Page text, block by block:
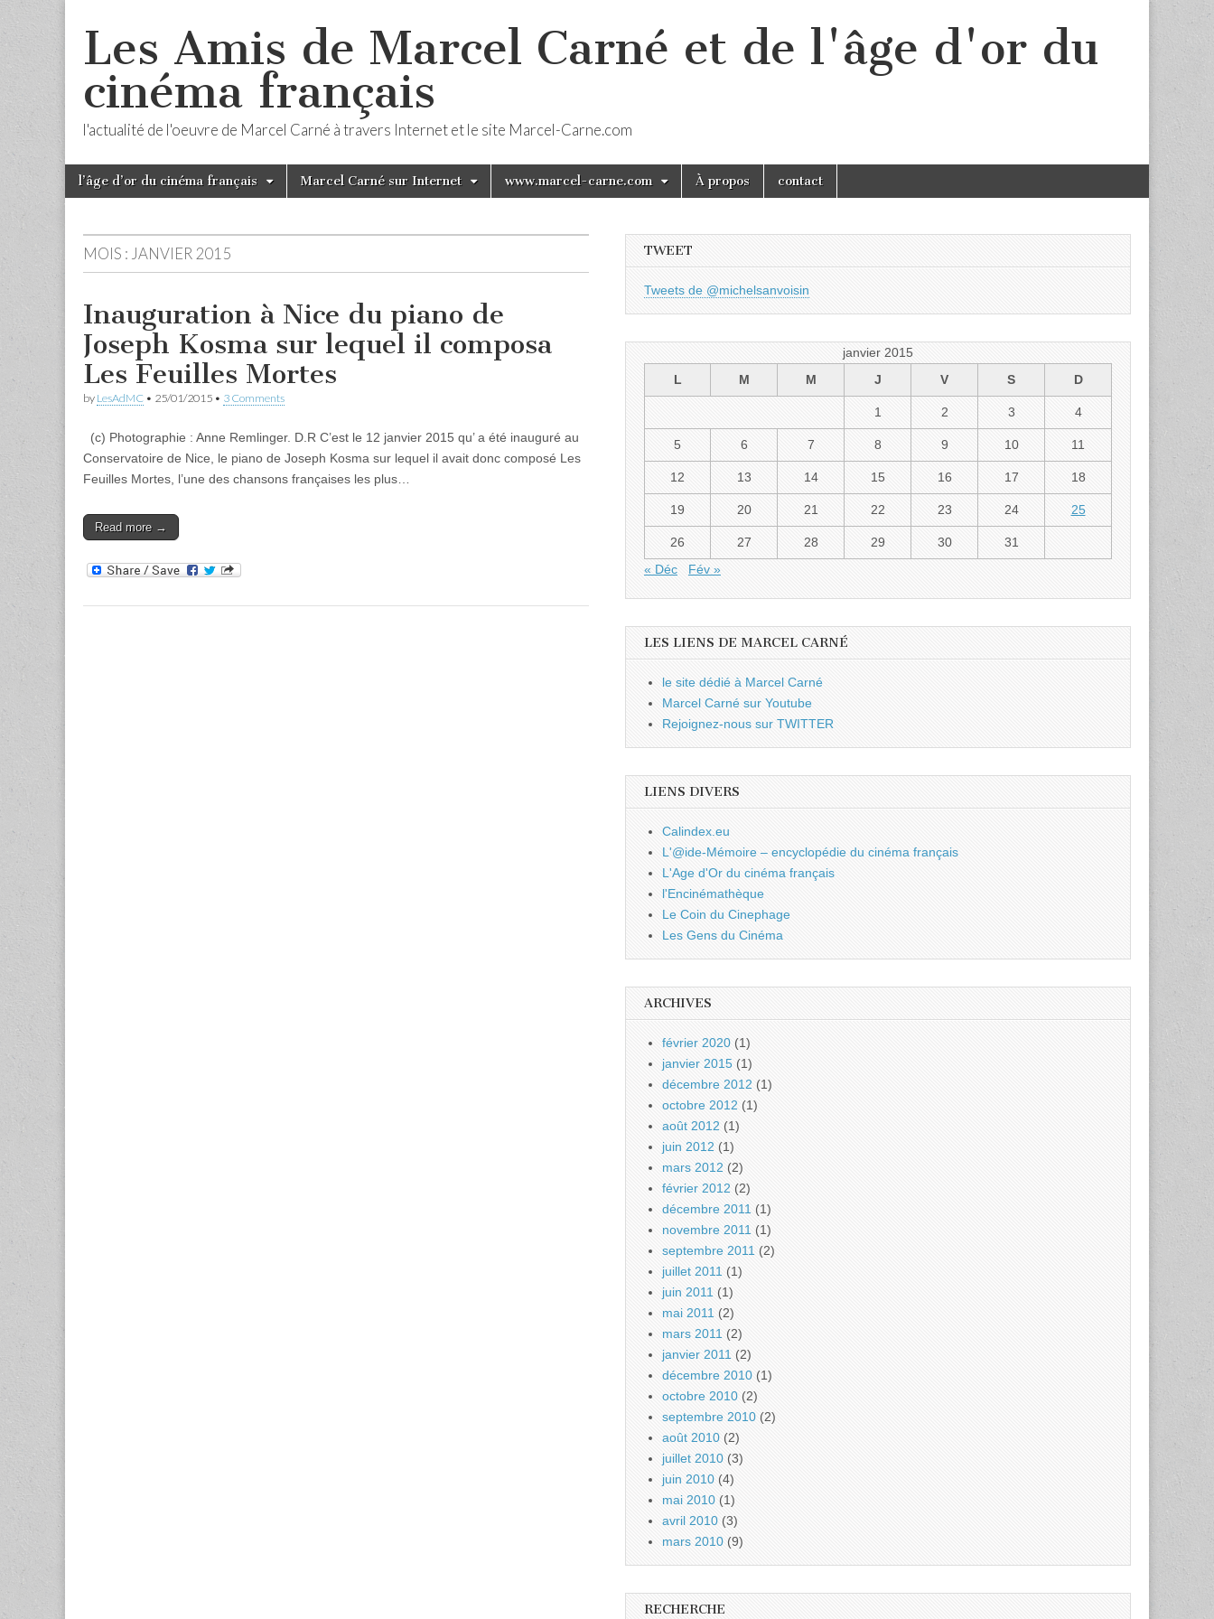
Les Amis de Marcel Carné et de l'âge d'or du
cinéma français
l'actualité de l'oeuvre de Marcel Carné à travers Internet et le site Marcel-Carne.com
Main
menu
Skip
l’âge d’or du cinéma français Marcel Carné sur Internet www.marcel-carne.com À propos contact
MOIS : JANVIER 2015
Inauguration à Nice du piano de
Joseph Kosma sur lequel il composa
Les Feuilles Mortes
by LesAdMC • 25/01/2015 • 3 Comments
(c) Photographie : Anne Remlinger. D.R C’est le 12 janvier 2015 qu’ a été inauguré au
Conservatoire de Nice, le piano de Joseph Kosma sur lequel il avait donc composé Les
Feuilles Mortes, l’une des chansons françaises les plus…
Read more →
TWEET
Tweets de @michelsanvoisin
janvier 2015
L
M M J V S D
1 2 3 4
5 6 7 8 9 10 11
12 13 14 15 16 17 18
19 20 21 22 23 24 25
26 27 28 29 30
31
« Déc
Fév »
LES LIENS DE MARCEL CARNÉ
le site dédié à Marcel Carné
Marcel Carné sur Youtube
Rejoignez-nous sur TWITTER
LIENS DIVERS
Calindex.eu
L'@ide-Mémoire – encyclopédie du cinéma français
L'Age d'Or du cinéma français
l'Encinémathèque
Le Coin du Cinephage
Les Gens du Cinéma
ARCHIVES
février 2020 (1)
janvier 2015 (1)
décembre 2012 (1)
octobre 2012 (1)
août 2012 (1)
juin 2012 (1)
mars 2012 (2)
février 2012 (2)
décembre 2011 (1)
novembre 2011 (1)
septembre 2011 (2)
juillet 2011 (1)
juin 2011 (1)
mai 2011 (2)
mars 2011 (2)
janvier 2011 (2)
décembre 2010 (1)
octobre 2010 (2)
septembre 2010 (2)
août 2010 (2)
juillet 2010 (3)
juin 2010 (4)
mai 2010 (1)
avril 2010 (3)
mars 2010 (9)
RECHERCHE